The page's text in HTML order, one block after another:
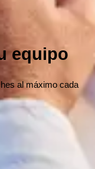
equipo
al máximo cada